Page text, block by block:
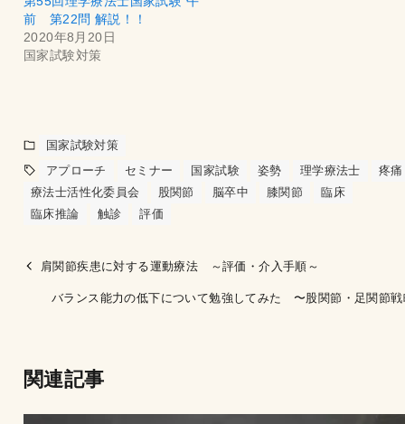
前 第22問 解説！！
2020年8月20日
国家試験対策
国家試験対策
アプローチ
セミナー 国家試験 姿勢 理学療法士
疼痛
療法士活性化委員会
股関節 脳卒中 膝関節
臨床
臨床推論
触診 評価
肩関節疾患に対する運動療法 ～評価・介入手順～
バランス能力の低下について勉強してみた 〜股関節・足関節戦
関連記事